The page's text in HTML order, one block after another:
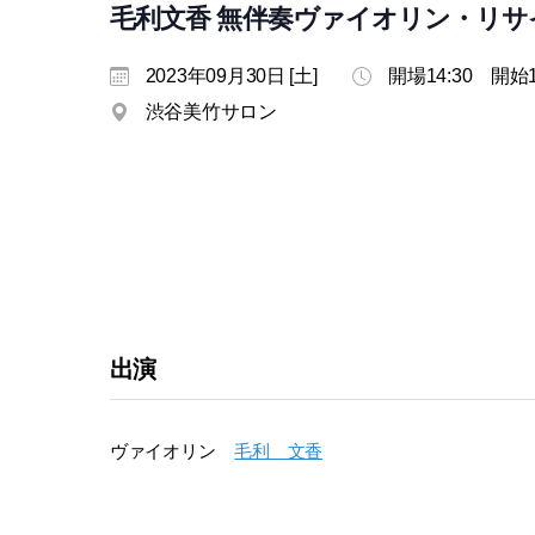
毛利文香 無伴奏ヴァイオリン・リ
2023年09月30日 [土]
開場14:30 開始
渋谷美竹サロン
出演
ヴァイオリン 毛利 文香